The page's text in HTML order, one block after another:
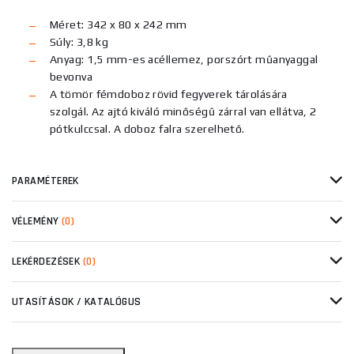
Méret: 342 x 80 x 242 mm
Súly: 3,8 kg
Anyag: 1,5 mm-es acéllemez, porszórt műanyaggal
bevonva
A tömör fémdoboz rövid fegyverek tárolására
szolgál. Az ajtó kiváló minőségű zárral van ellátva, 2
pótkulccsal. A doboz falra szerelhető.
PARAMÉTEREK
VÉLEMÉNY (0)
LEKÉRDEZÉSEK (0)
UTASÍTÁSOK / KATALÓGUS